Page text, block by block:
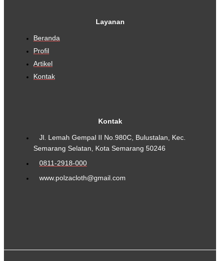
Layanan
Beranda
Profil
Artikel
Kontak
Kontak
Jl. Lemah Gempal II No.980C, Bulustalan, Kec.
Semarang Selatan, Kota Semarang 50246
0811-2918-000
www.polzacloth@gmail.com